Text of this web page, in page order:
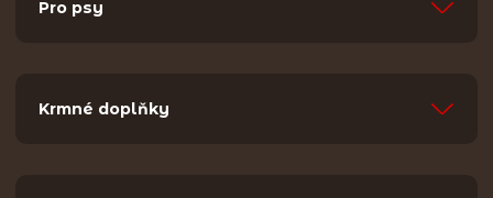
Pro psy
Krmné doplňky